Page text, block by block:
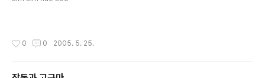
0 0 2005. 5. 25.